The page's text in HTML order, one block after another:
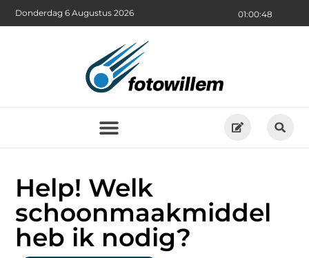
01:00:49
Donderdag 6 Augustus 2026
Help! Welk
schoonmaakmiddel
heb ik nodig?